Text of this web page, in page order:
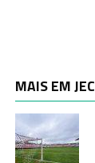
MAIS EM JEC